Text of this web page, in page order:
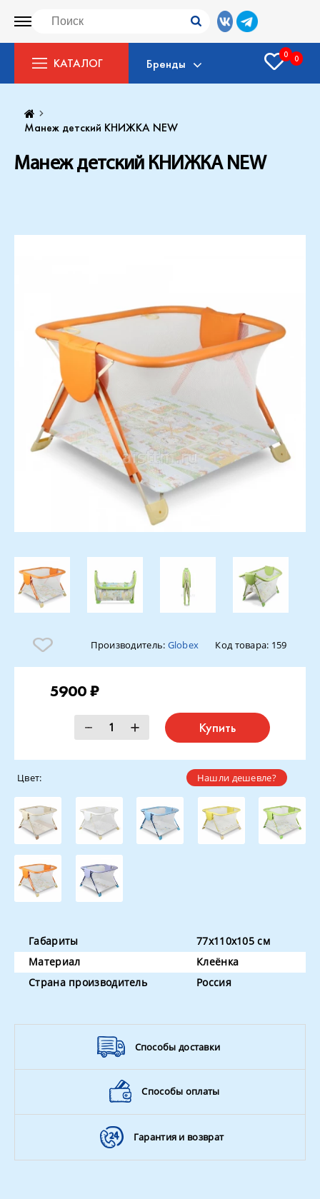
КАТАЛОГ Бренды
0 0
Манеж детский КНИЖКА NEW
Манеж детский КНИЖКА NEW
Производитель: Globex Код товара: 159
5900 ₽
Купить
Нашли дешевле?
Цвет:
Габариты
77х110х105 см
Материал
Клеёнка
Страна производитель
Россия
Способы доставки
Способы оплаты
Гарантия и возврат